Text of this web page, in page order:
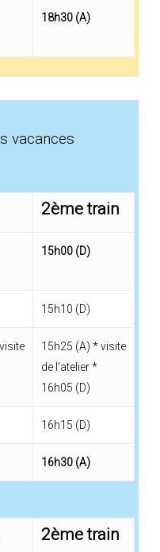
18h30 (A)
vacances
2ème train
15h00 (D)
15h10 (D)
15h25 (A) * visite
de l'atelier *
16h05 (D)
16h15 (D)
16h30 (A)
2ème train